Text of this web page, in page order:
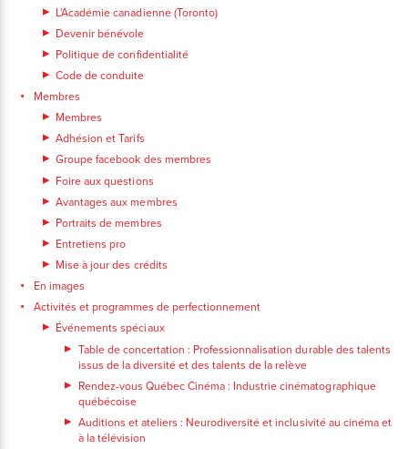
L'Académie canadienne (Toronto)
Devenir bénévole
Politique de confidentialité
Code de conduite
Membres
Membres
Adhésion et Tarifs
Groupe facebook des membres
Foire aux questions
Avantages aux membres
Portraits de membres
Entretiens pro
Mise à jour des crédits
En images
Activités et programmes de perfectionnement
Événements spéciaux
Table de concertation : Professionnalisation durable des talents
issus de la diversité et des talents de la relève
Rendez-vous Québec Cinéma : Industrie cinématographique
québécoise
Auditions et ateliers : Neurodiversité et inclusivité au cinéma et
à la télévision